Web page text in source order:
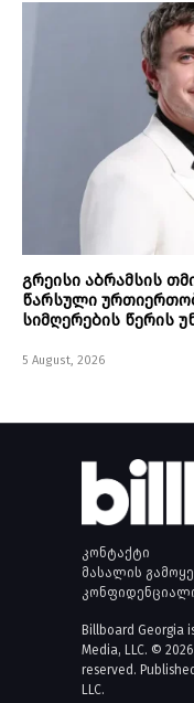
გრეისი აბრამსის
წარსული
სიმღერების წერის
5 August, 2026
კონტაქტი
მასალის
Billboard Georgia
Media, LLC. ©
reserved.
LLC.